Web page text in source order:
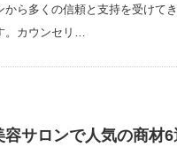
ら多くの信頼と支持を受けて
。カウンセリ…
サロンで人気の商材